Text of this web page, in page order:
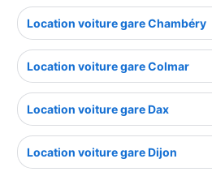
Location voiture gare Chambéry
Location voiture gare Colmar
Location voiture gare Dax
Location voiture gare Dijon